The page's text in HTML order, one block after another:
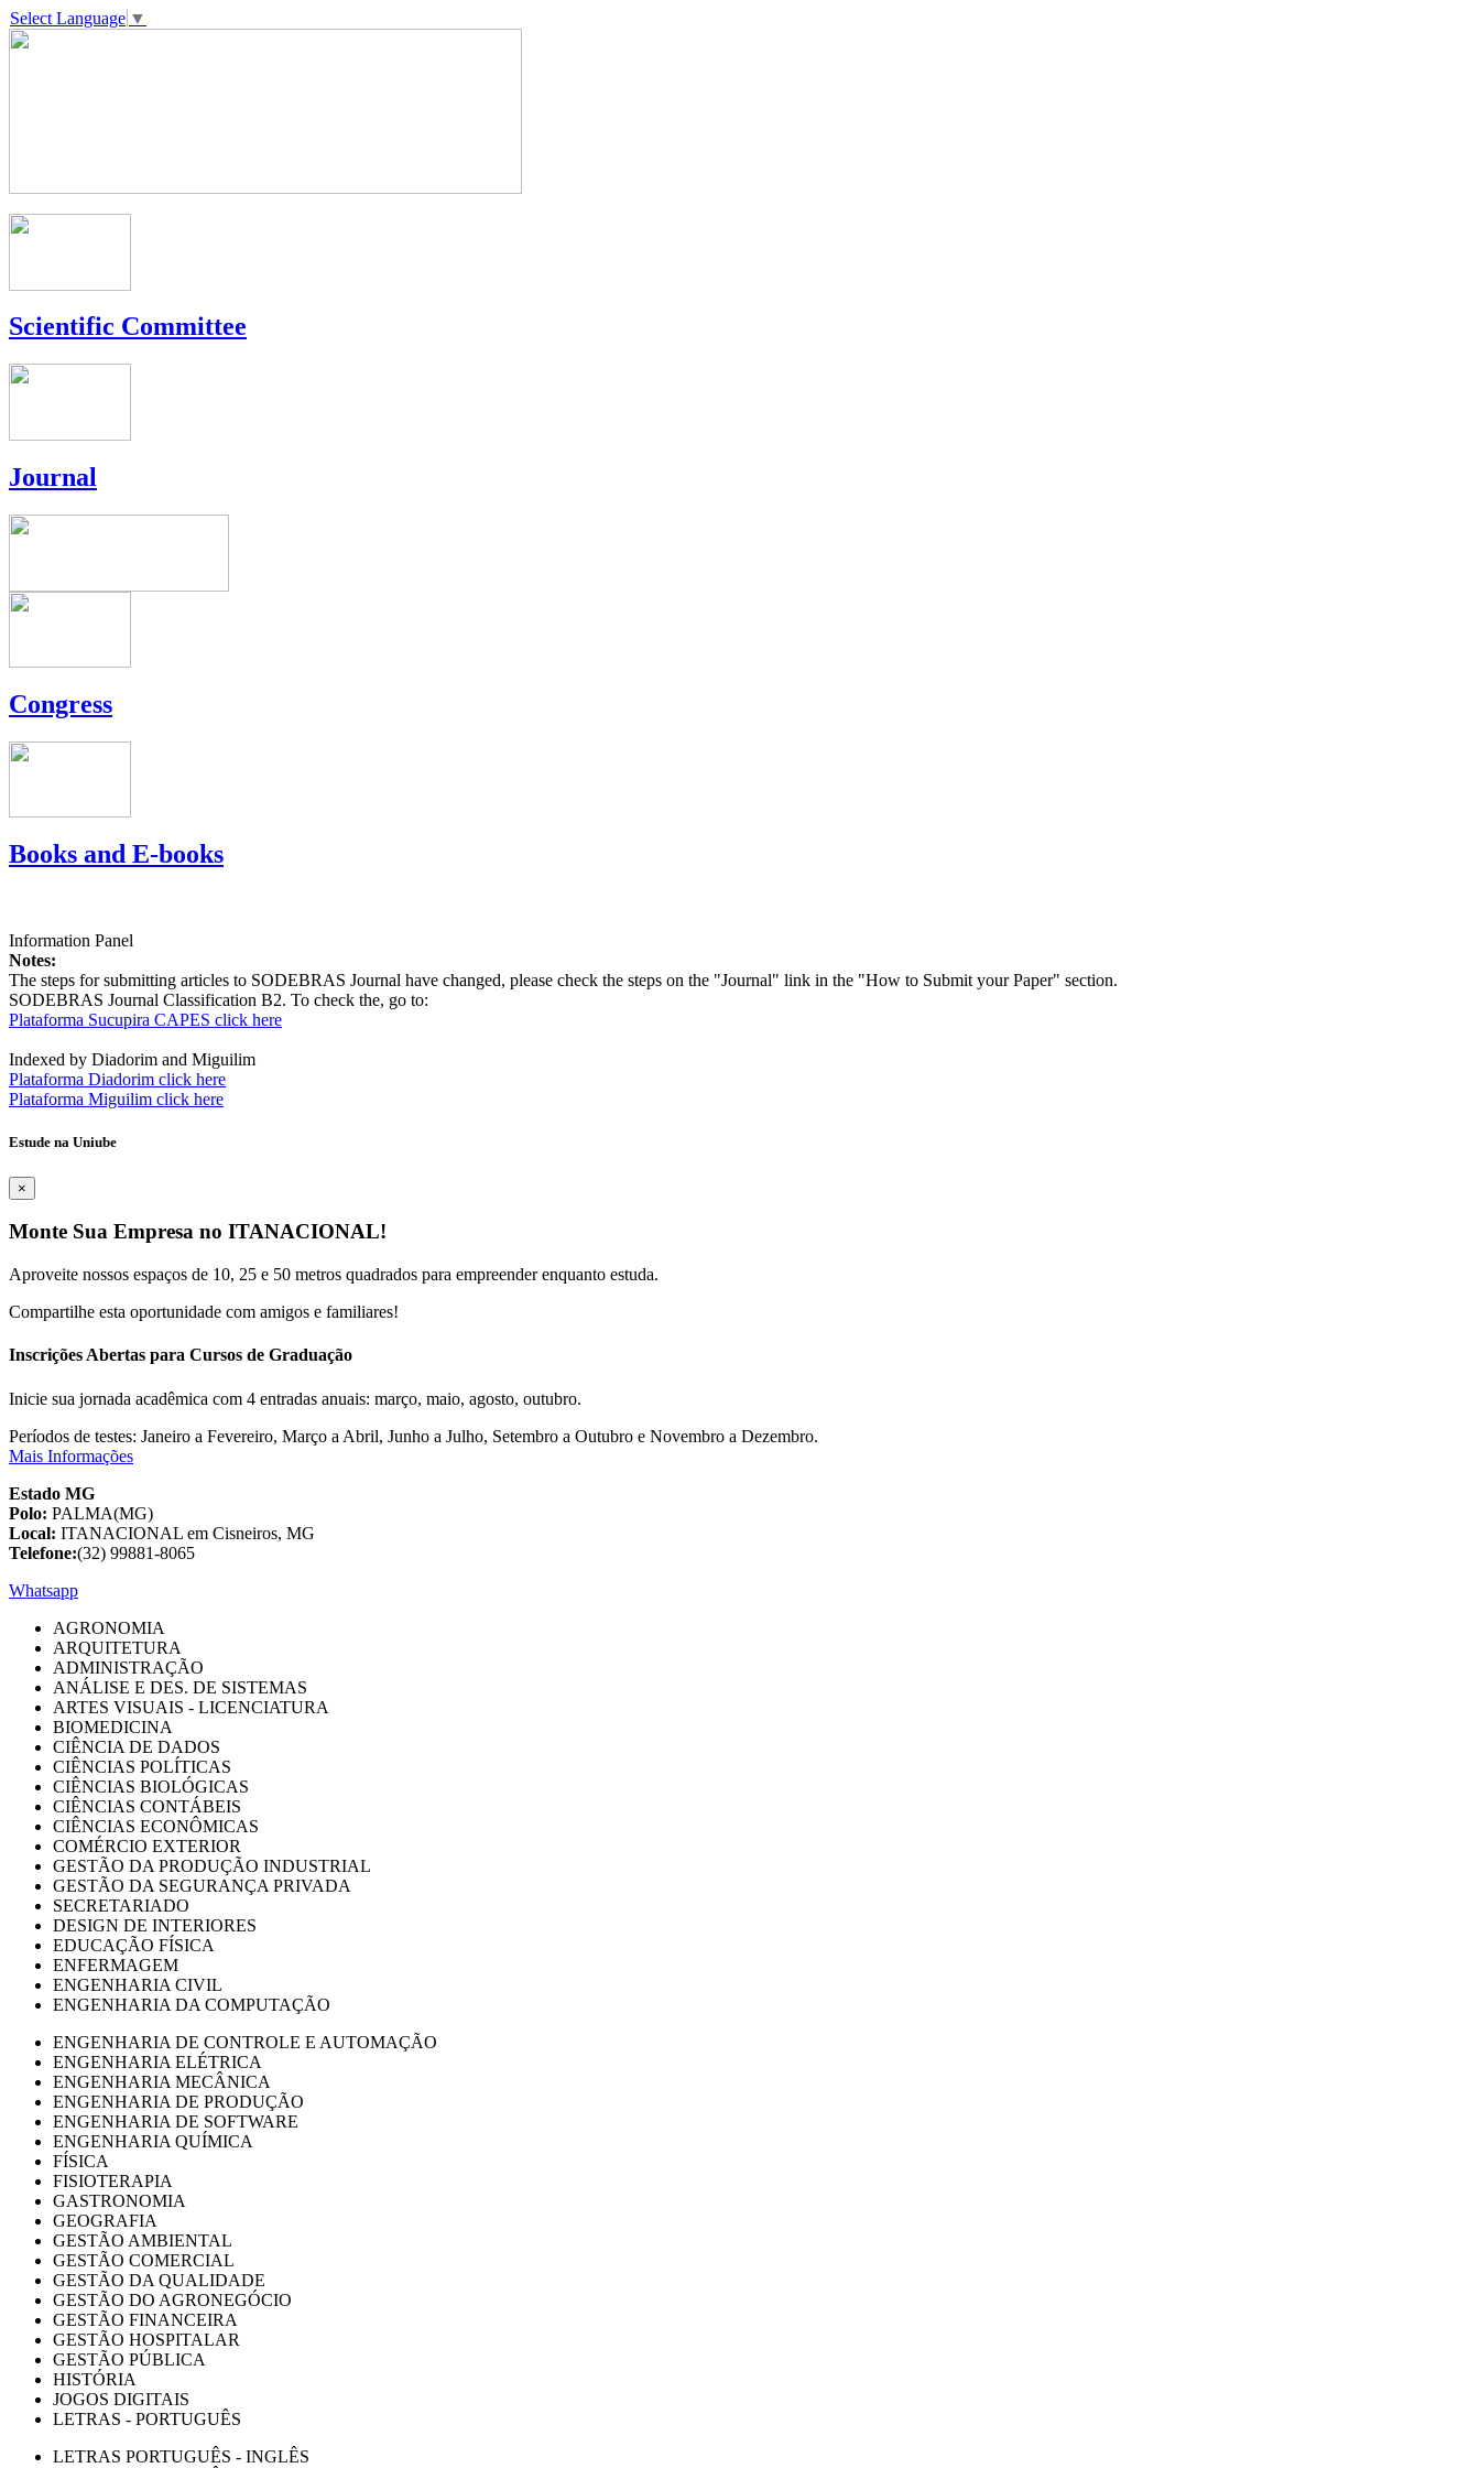
Select Language ▼
Scientific Committee
Journal
Congress
Books and E-books
Information Panel
Notes:
The steps for submitting articles to SODEBRAS Journal have changed, please check the steps on the "Journal" link in the "How to Submit your Paper" section.
SODEBRAS Journal Classification B2. To check the, go to:
Plataforma Sucupira CAPES click here
Indexed by Diadorim and Miguilim
Plataforma Diadorim click here
Plataforma Miguilim click here
Estude na Uniube
×
Monte Sua Empresa no ITANACIONAL!
Aproveite nossos espaços de 10, 25 e 50 metros quadrados para empreender enquanto estuda.
Compartilhe esta oportunidade com amigos e familiares!
Inscrições Abertas para Cursos de Graduação
Inicie sua jornada acadêmica com 4 entradas anuais: março, maio, agosto, outubro.
Períodos de testes: Janeiro a Fevereiro, Março a Abril, Junho a Julho, Setembro a Outubro e Novembro a Dezembro.
Mais Informações
Estado MG
Polo: PALMA(MG)
Local: ITANACIONAL em Cisneiros, MG
Telefone:(32) 99881-8065
Whatsapp
AGRONOMIA
ARQUITETURA
ADMINISTRAÇÃO
ANÁLISE E DES. DE SISTEMAS
ARTES VISUAIS - LICENCIATURA
BIOMEDICINA
CIÊNCIA DE DADOS
CIÊNCIAS POLÍTICAS
CIÊNCIAS BIOLÓGICAS
CIÊNCIAS CONTÁBEIS
CIÊNCIAS ECONÔMICAS
COMÉRCIO EXTERIOR
GESTÃO DA PRODUÇÃO INDUSTRIAL
GESTÃO DA SEGURANÇA PRIVADA
SECRETARIADO
DESIGN DE INTERIORES
EDUCAÇÃO FÍSICA
ENFERMAGEM
ENGENHARIA CIVIL
ENGENHARIA DA COMPUTAÇÃO
ENGENHARIA DE CONTROLE E AUTOMAÇÃO
ENGENHARIA ELÉTRICA
ENGENHARIA MECÂNICA
ENGENHARIA DE PRODUÇÃO
ENGENHARIA DE SOFTWARE
ENGENHARIA QUÍMICA
FÍSICA
FISIOTERAPIA
GASTRONOMIA
GEOGRAFIA
GESTÃO AMBIENTAL
GESTÃO COMERCIAL
GESTÃO DA QUALIDADE
GESTÃO DO AGRONEGÓCIO
GESTÃO FINANCEIRA
GESTÃO HOSPITALAR
GESTÃO PÚBLICA
HISTÓRIA
JOGOS DIGITAIS
LETRAS - PORTUGUÊS
LETRAS PORTUGUÊS - INGLÊS